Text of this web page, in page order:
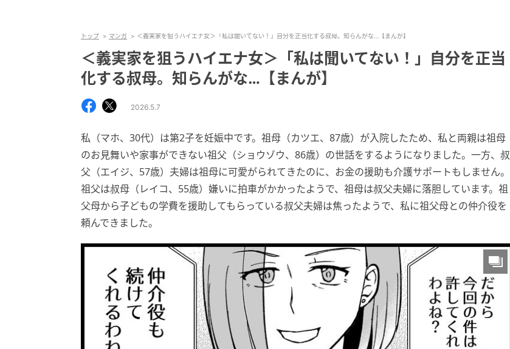
トップ マンガ ＜義実家を狙うハイエナ女＞「私は聞いてない！」自分を正当化する叔母。知らんがな…【まんが】
＜義実家を狙うハイエナ女＞「私は聞いてない！」自分を正当
化する叔母。知らんがな…【まんが】
2026.5.7
私（マホ、30代）は第2子を妊娠中です。祖母（カツエ、87歳）が入院したため、私と両親は祖母
のお見舞いや家事ができない祖父（ショウゾウ、86歳）の世話をするようになりました。一方、叔
父（エイジ、57歳）夫婦は祖母に可愛がられてきたのに、お金の援助も介護サポートもしません。
祖父は叔母（レイコ、55歳）嫌いに拍車がかかったようで、祖母は叔父夫婦に落胆しています。祖
父母から子どもの学費を援助してもらっている叔父夫婦は焦ったようで、私に祖父母との仲介役を
頼んできました。